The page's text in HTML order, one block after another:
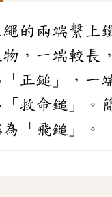
的兩端繫上
，一端較長
正鎚」，一
救命鎚」。
「飛鎚」。